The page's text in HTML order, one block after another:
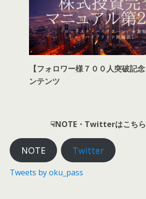
【フォロワー様７００人突破記
ンテンツ
☟NOTE・Twitterはこち
NOTE Twitter
Tweets by oku_pass